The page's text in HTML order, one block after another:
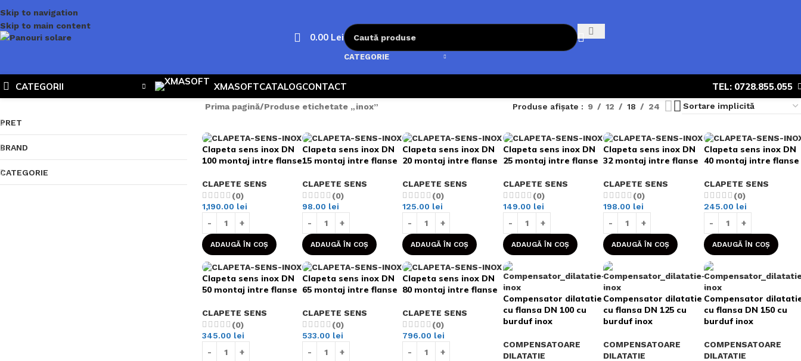
Skip to navigation
Skip to main content
0.00 Lei
CATEGORIE
CATEGORII XMASOFTCATALOGCONTACT TEL: 0728.855.055
PRET
BRAND
CATEGORIE
Prima pagină Produse etichetate „inox” Produse afișate 9 12 18 24
Clapeta sens inox DN
100 montaj intre flanse
CLAPETE SENS
(0)
1,190.00 lei
ADAUGĂ ÎN COȘ
Clapeta sens inox DN
15 montaj intre flanse
CLAPETE SENS
(0)
98.00 lei
ADAUGĂ ÎN COȘ
Clapeta sens inox DN
20 montaj intre flanse
CLAPETE SENS
(0)
125.00 lei
ADAUGĂ ÎN COȘ
Clapeta sens inox DN
25 montaj intre flanse
CLAPETE SENS
(0)
149.00 lei
ADAUGĂ ÎN COȘ
Clapeta sens inox DN
32 montaj intre flanse
CLAPETE SENS
(0)
198.00 lei
ADAUGĂ ÎN COȘ
Clapeta sens inox DN
40 montaj intre flanse
CLAPETE SENS
(0)
245.00 lei
ADAUGĂ ÎN COȘ
Clapeta sens inox DN
50 montaj intre flanse
CLAPETE SENS
(0)
345.00 lei
Clapeta sens inox DN
65 montaj intre flanse
CLAPETE SENS
(0)
533.00 lei
Clapeta sens inox DN
80 montaj intre flanse
CLAPETE SENS
(0)
796.00 lei
Compensator dilatatie
cu flansa DN 100 cu
burduf inox
COMPENSATOARE
DILATATIE
Compensator dilatatie
cu flansa DN 125 cu
burduf inox
COMPENSATOARE
DILATATIE
Compensator
cu flansa DN 150 cu
burduf inox
COMPENSATOARE
DILATATIE